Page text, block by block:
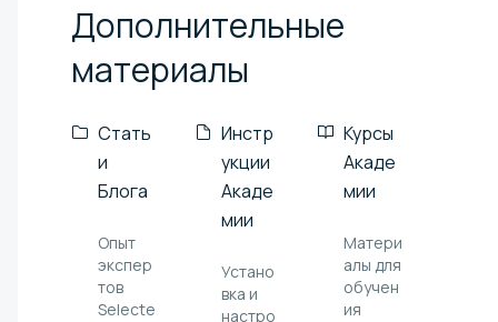
Дополнительные
материалы
Стать
и
Блога
Опыт
экспер
тов
Selecte
Инстр
укции
Акаде
мии
Устано
вка и
настро
Курсы
Акаде
мии
Матери
алы для
обучен
ия